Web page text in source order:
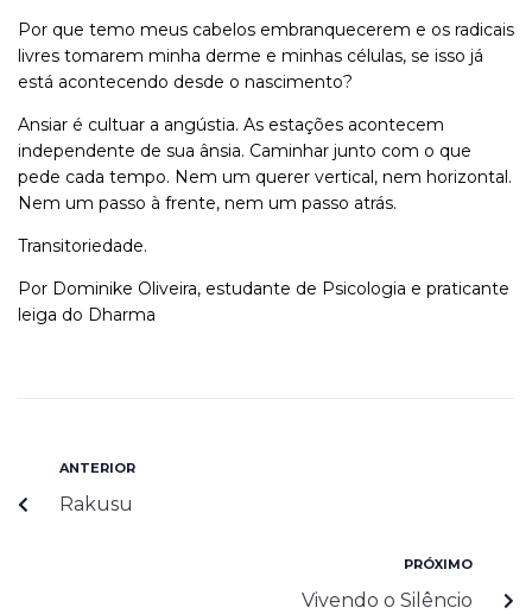
Por que temo meus cabelos embranquecerem e os radicais
livres tomarem minha derme e minhas células, se isso já
está acontecendo desde o nascimento?
Ansiar é cultuar a angústia. As estações acontecem
independente de sua ânsia. Caminhar junto com o que
pede cada tempo. Nem um querer vertical, nem horizontal.
Nem um passo à frente, nem um passo atrás.
Transitoriedade.
Por Dominike Oliveira, estudante de Psicologia e praticante
leiga do Dharma
ANTERIOR
Rakusu
PRÓXIMO
Vivendo o Silêncio